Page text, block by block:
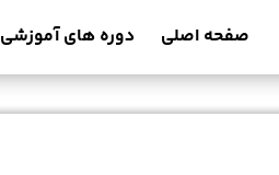
صفحه اصلی دوره های آموزشی